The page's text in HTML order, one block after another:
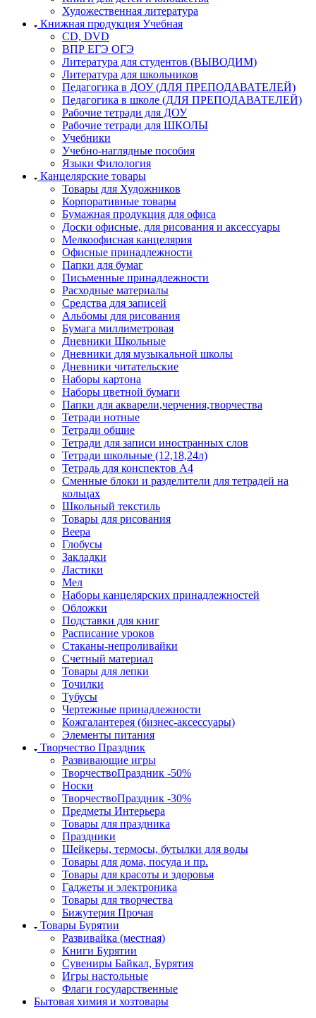
Художественная литература
Книжная продукция Учебная
CD, DVD
ВПР ЕГЭ ОГЭ
Литература для студентов (ВЫВОДИМ)
Литература для школьников
Педагогика в ДОУ (ДЛЯ ПРЕПОДАВАТЕЛЕЙ)
Педагогика в школе (ДЛЯ ПРЕПОДАВАТЕЛЕЙ)
Рабочие тетради для ДОУ
Рабочие тетради для ШКОЛЫ
Учебники
Учебно-наглядные пособия
Языки Филология
Канцелярские товары
Товары для Художников
Корпоративные товары
Бумажная продукция для офиса
Доски офисные, для рисования и аксессуары
Мелкоофисная канцелярия
Офисные принадлежности
Папки для бумаг
Письменные принадлежности
Расходные материалы
Средства для записей
Альбомы для рисования
Бумага миллиметровая
Дневники Школьные
Дневники для музыкальной школы
Дневники читательские
Наборы картона
Наборы цветной бумаги
Папки для акварели,черчения,творчества
Тетради нотные
Тетради общие
Тетради для записи иностранных слов
Тетради школьные (12,18,24л)
Тетрадь для конспектов А4
Сменные блоки и разделители для тетрадей на
кольцах
Школьный текстиль
Товары для рисования
Веера
Глобусы
Закладки
Ластики
Мел
Наборы канцелярских принадлежностей
Обложки
Подставки для книг
Расписание уроков
Стаканы-непроливайки
Счетный материал
Товары для лепки
Точилки
Тубусы
Чертежные принадлежности
Кожгалантерея (бизнес-аксессуары)
Элементы питания
Творчество Праздник
Развивающие игры
ТворчествоПраздник -50%
Носки
ТворчествоПраздник -30%
Предметы Интерьера
Товары для праздника
Праздники
Шейкеры, термосы, бутылки для воды
Товары для дома, посуда и пр.
Товары для красоты и здоровья
Гаджеты и электроника
Товары для творчества
Бижутерия Прочая
Товары Бурятии
Развивайка (местная)
Книги Бурятии
Сувениры Байкал, Бурятия
Игры настольные
Флаги государственные
Бытовая химия и хозтовары